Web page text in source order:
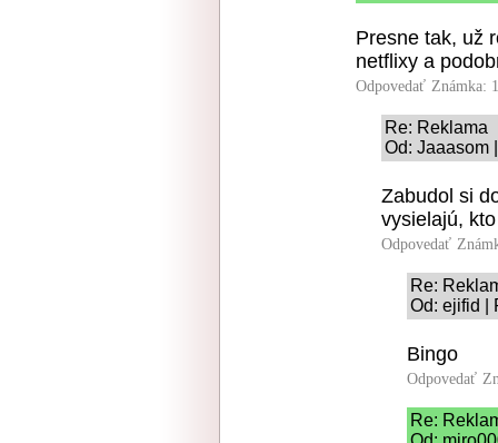
Presne tak, už
netflixy a
Odpovedať Známka:
Re: Reklama
Od: Jaaasom
Zabudol si
vysielajú,
Odpovedať
Re:
Od: ejifid |
Bingo
Odpovedať
Re: